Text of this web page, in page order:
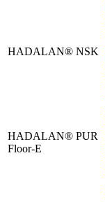
HADALAN® NSK
HADALAN® PUR
Floor-E